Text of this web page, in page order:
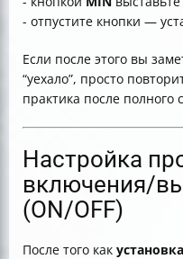
- отпустите кнопки —
Если после этого вы
“уехало”, просто
практика после полного
Настройка
включения/
(ON/OFF)
После того как установка